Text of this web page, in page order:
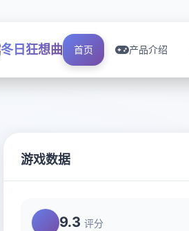
冬日狂想曲 首页 产品介绍
游戏数据
9.3 评分